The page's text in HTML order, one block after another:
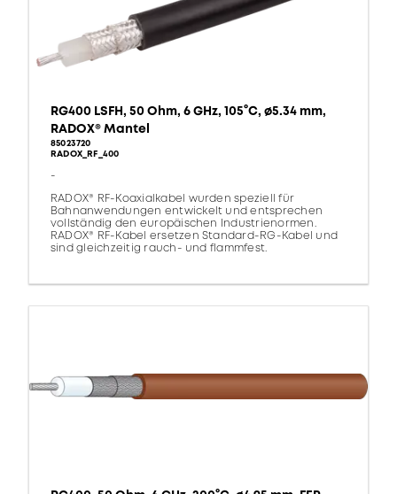
RG400 LSFH, 50 Ohm, 6 GHz, 105°C, ø5.34 mm,
RADOX® Mantel
85023720
RADOX_RF_400
-
RADOX® RF-Koaxialkabel wurden speziell für
Bahnanwendungen entwickelt und entsprechen
vollständig den europäischen Industrienormen.
RADOX® RF-Kabel ersetzen Standard-RG-Kabel und
sind gleichzeitig rauch- und flammfest.